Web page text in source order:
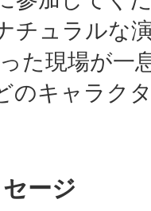
チュラルな
た現場が一
のキャラク
ージ